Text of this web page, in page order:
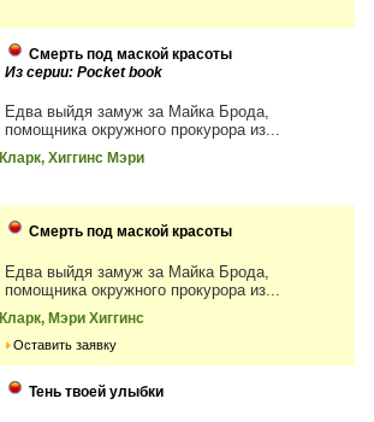
Смерть под маской красоты
Из серии: Pocket book
Едва выйдя замуж за Майка Брода,
помощника окружного прокурора из...
Кларк, Хиггинс Мэри
Смерть под маской красоты
Едва выйдя замуж за Майка Брода,
помощника окружного прокурора из...
Кларк, Мэри Хиггинс
Оставить заявку
Тень твоей улыбки